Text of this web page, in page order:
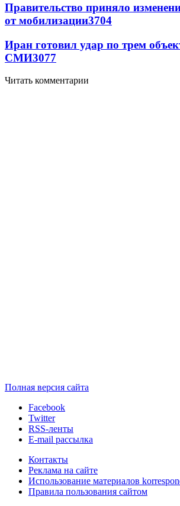
Правительство приняло
от мобилизации3704
Иран готовил удар по трем
СМИ3077
Читать комментарии
Полная версия сайта
Facebook
Twitter
RSS-ленты
E-mail рассылка
Контакты
Реклама на сайте
Использование материалов
Правила пользования сайтом